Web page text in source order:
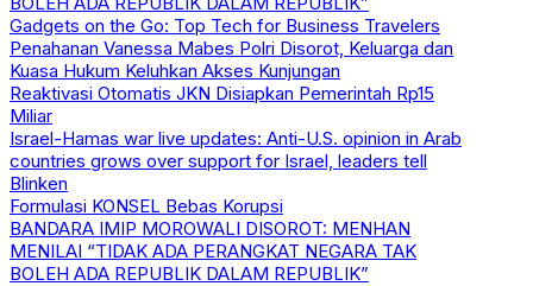
Gadgets on the Go: Top Tech for Business Travelers
Penahanan Vanessa Mabes Polri Disorot, Keluarga dan
Kuasa Hukum Keluhkan Akses Kunjungan
Reaktivasi Otomatis JKN Disiapkan Pemerintah Rp15
Miliar
Israel-Hamas war live updates: Anti-U.S. opinion in Arab
countries grows over support for Israel, leaders tell
Blinken
Formulasi KONSEL Bebas Korupsi
BANDARA IMIP MOROWALI DISOROT: MENHAN
MENILAI “TIDAK ADA PERANGKAT NEGARA TAK
BOLEH ADA REPUBLIK DALAM REPUBLIK”